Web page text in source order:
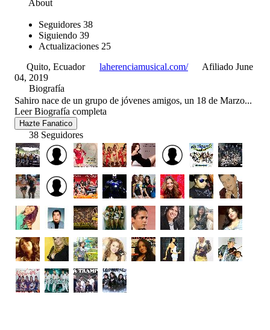
About
Seguidores 38
Siguiendo 39
Actualizaciones 25
Quito, Ecuador
laherenciamusical.com/
Afiliado June
04, 2019
Biografía
Sahiro nace de un grupo de jóvenes amigos, un 18 de Marzo...
Leer Biografía completa
Hazte Fanatico
38 Seguidores